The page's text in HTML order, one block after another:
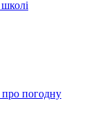
погодну